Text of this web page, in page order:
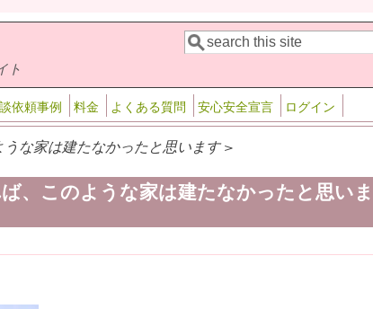
ト 検索フォーム
検索
依頼事例 料金 よくある質問 安心安全宣言 ログイン
な家は建たなかったと思います >
、このような家は建たなかったと思いま